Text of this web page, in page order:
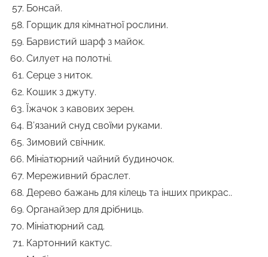
Бонсай.
Горщик для кімнатної рослини.
Барвистий шарф з майок.
Силует на полотні.
Серце з ниток.
Кошик з джуту.
Їжачок з кавових зерен.
В’язаний снуд своїми руками.
Зимовий свічник.
Мініатюрний чайний будиночок.
Мереживний браслет.
Дерево бажань для кілець та інших прикрас..
Органайзер для дрібниць.
Мініатюрний сад.
Картонний кактус.